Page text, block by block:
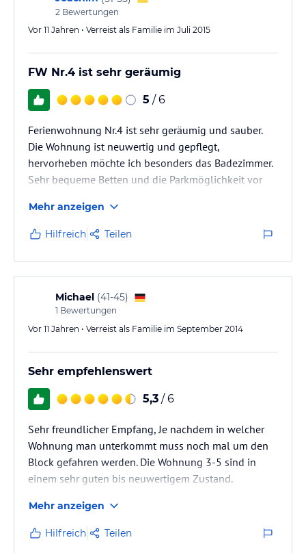
2 Bewertungen
Vor 11 Jahren • Verreist als Familie im Juli 2015
FW Nr.4 ist sehr geräumig
5 / 6
Ferienwohnung Nr.4 ist sehr geräumig und sauber.
Die Wohnung ist neuwertig und gepflegt,
hervorheben möchte ich besonders das Badezimmer.
Sehr bequeme Betten und die Parkmöglichkeit vor
eine Schranke gesichert. Da wir ein
Tauchwochenende dort verbrachten fehlte uns nur
die Möglichkeit unser Tauchequitment aufzuhängen,
ansonsten war die Ferienwohnung komplett
ausgestattet. Wir werden die Ferienwohnung
bestimmt nochmal buchen.
Da in Nordhausen ein großer Tauchsee mit…
Mehr anzeigen
Hilfreich Teilen
Michael (41-45)
1 Bewertungen
Vor 11 Jahren • Verreist als Familie im September 2014
Sehr empfehlenswert
5,3 / 6
Sehr freundlicher Empfang, Je nachdem in welcher
Wohnung man unterkommt muss noch mal um den
Block gefahren werden. Die Wohnung 3-5 sind in
einem sehr guten bis neuwertigem Zustand.
Eigenheim Wohngebiet und als eher Ruhig mit etwas
Geräuschentwicklung bei aufkommenden
Berufsverkehr zu bezeichnen. Die Wohnungen sind
Mehr anzeigen
Hilfreich Teilen